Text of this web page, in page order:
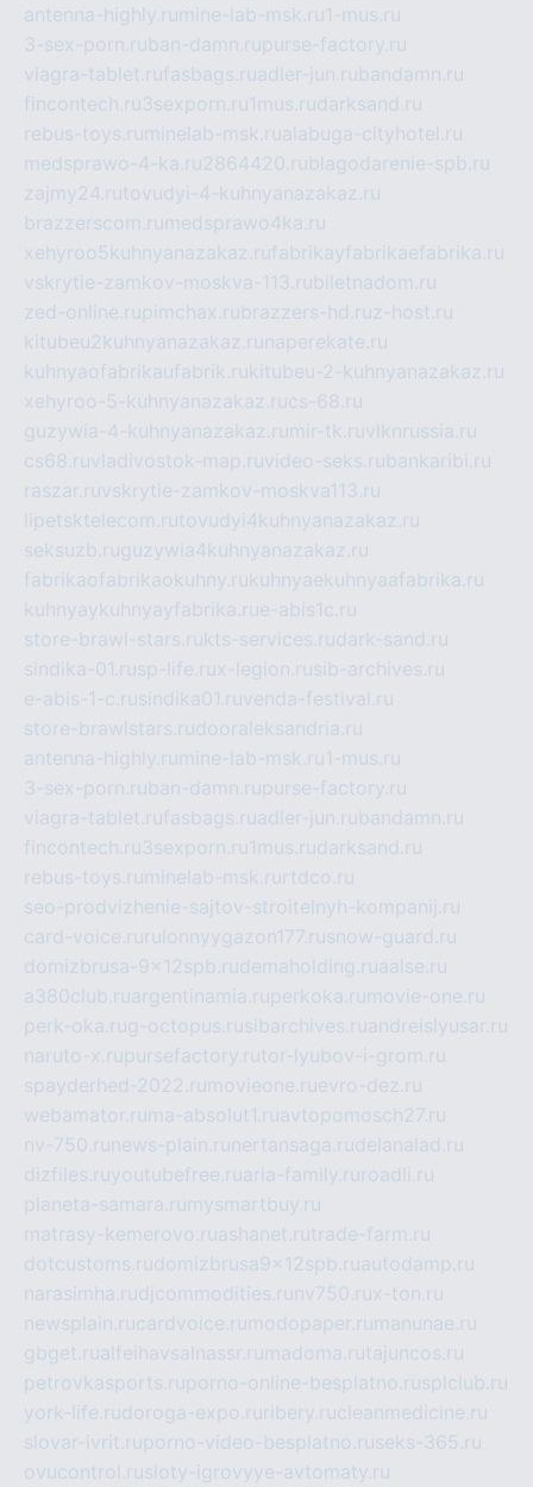
antenna-highly.ru mine-lab-msk.ru1-mus.ru
3-sex-porn.ruban-damn.rupurse-factory.ru
viagra-tablet.rufasbags.ruadler-jun.rubandamn.ru
fincontech.ru3sexporn.ru1mus.rudarksand.ru
rebus-toys.ru minelab-msk.rualabuga-cityhotel.ru
medsprawo-4-ka.ru2864420.rublagodarenie-spb.ru
zajmy24.rutovudyi-4-kuhnyanazakaz.ru
brazzerscom.ru medsprawo4ka.ru
xehyroo5kuhnyanazakaz.rufabrikayfabrikaefabrika.ru
vskrytie-zamkov-moskva-113.rubiletnadom.ru
zed-online.rupimchax.rubrazzers-hd.ruz-host.ru
kitubeu2kuhnyanazakaz.ru naperekate.ru
kuhnyaofabrikaufabrik.rukitubeu-2-kuhnyanazakaz.ru
xehyroo-5-kuhnyanazakaz.rucs-68.ru
guzywia-4-kuhnyanazakaz.ru mir-tk.ruvlknrussia.ru
cs68.ruvladivostok-map.ruvideo-seks.rubankaribi.ru
raszar.ruvskrytie-zamkov-moskva113.ru
lipetsktelecom.rutovudyi4kuhnyanazakaz.ru
seksuzb.ruguzywia4kuhnyanazakaz.ru
fabrikaofabrikaokuhny.rukuhnyaekuhnyaafabrika.ru
kuhnyaykuhnyayfabrika.rue-abis1c.ru
store-brawl-stars.rukts-services.rudark-sand.ru
sindika-01.rusp-life.rux-legion.rusib-archives.ru
e-abis-1-c.rusindika01.ruvenda-festival.ru
store-brawlstars.rudooraleksandria.ru
antenna-highly.ru mine-lab-msk.ru1-mus.ru
3-sex-porn.ruban-damn.rupurse-factory.ru
viagra-tablet.rufasbags.ruadler-jun.rubandamn.ru
fincontech.ru3sexporn.ru1mus.rudarksand.ru
rebus-toys.ru minelab-msk.ru rtdco.ru
seo-prodvizhenie-sajtov-stroitelnyh-kompanij.ru
card-voice.ru rulonnyygazon177.rusnow-guard.ru
domizbrusa-9x12spb.rudemaholding.ruaalse.ru
a380club.ruargentinamia.ruperkoka.ru movie-one.ru
perk-oka.rug-octopus.rusibarchives.ruandreislyusar.ru
naruto-x.rupursefactory.rutor-lyubov-i-grom.ru
spayderhed-2022.ru movieone.ruevro-dez.ru
webamator.ru ma-absolut1.ruavtopomosch27.ru
nv-750.ru news-plain.ru nertansaga.rudelanalad.ru
dizfiles.ruyoutubefree.ruaria-family.ru roadli.ru
planeta-samara.ru mysmartbuy.ru
matrasy-kemerovo.ruashanet.rutrade-farm.ru
dotcustoms.rudomizbrusa9x12spb.ruautodamp.ru
narasimha.rudjcommodities.ru nv750.rux-ton.ru
newsplain.rucardvoice.ru modopaper.ru manunae.ru
gbget.rualfeihavsalnassr.ru madoma.rutajuncos.ru
petrovkasports.ruporno-online-besplatno.rusplclub.ru
york-life.rudoroga-expo.ru ribery.rucleanmedicine.ru
slovar-ivrit.ruporno-video-besplatno.ruseks-365.ru
ovucontrol.rusloty-igrovyye-avtomaty.ru